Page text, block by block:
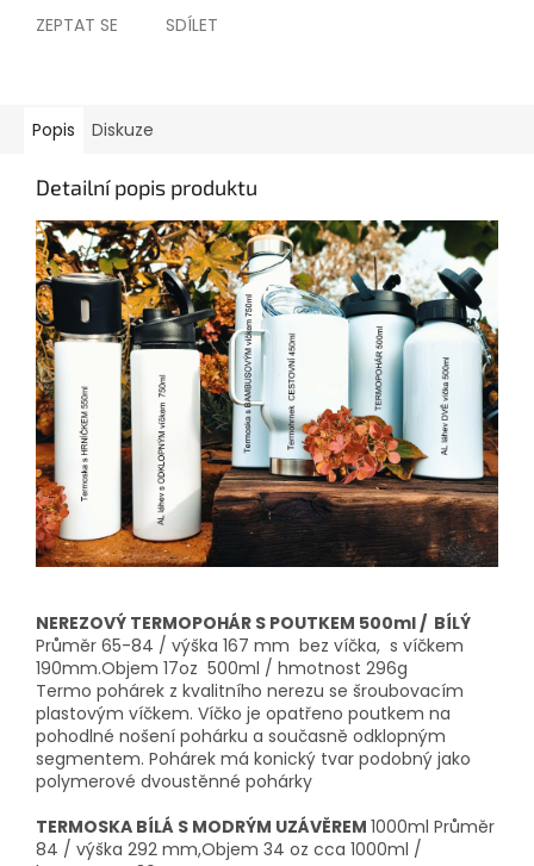
ZEPTAT SE SDÍLET
Popis Diskuze
Detailní popis produktu
NEREZOVÝ TERMOPOHÁR S POUTKEM 500ml / BÍLÝ
Průměr 65-84 / výška 167 mm bez víčka, s víčkem
190mm.Objem 17oz 500ml / hmotnost 296g
Termo pohárek z kvalitního nerezu se šroubovacím
plastovým víčkem. Víčko je opatřeno poutkem na
pohodlné nošení pohárku a současně odklopným
segmentem. Pohárek má konický tvar podobný jako
polymerové dvoustěnné pohárky
TERMOSKA BÍLÁ S MODRÝM UZÁVĚREM 1000ml Průměr
84 / výška 292 mm,Objem 34 oz cca 1000ml /